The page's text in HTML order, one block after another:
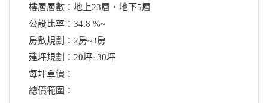
樓層層數：地上23層‧地下5層
公設比率：34.8 %~
房數規劃：2房~3房
建坪規劃：20坪~30坪
每坪單價：
總價範圍：